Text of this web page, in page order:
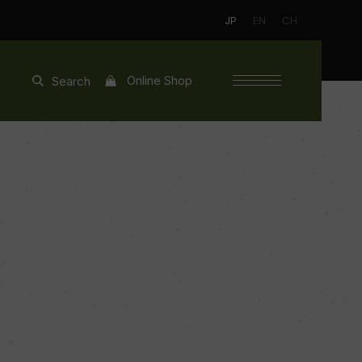
JP EN CH
Search Online Shop